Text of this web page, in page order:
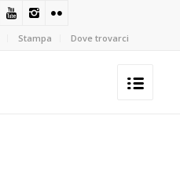
Stampa Dove trovarci